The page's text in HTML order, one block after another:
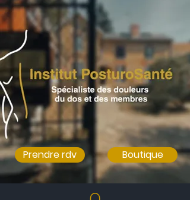
Prendre rdv Boutique